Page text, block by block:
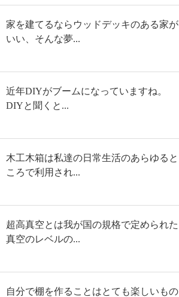
家を建てるならウッドデッキのある家が
いい、そんな夢...
近年DIYがブームになっていますね。
DIYと聞くと...
木工木箱は私達の日常生活のあらゆると
ころで利用され...
超高真空とは我が国の規格で定められた
真空のレベルの...
自分で棚を作ることはとても楽しいもの